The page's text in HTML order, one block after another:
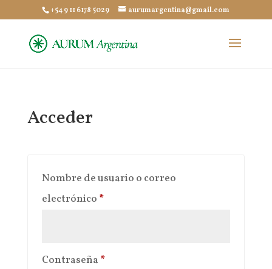
+54 9 11 6178 5029 aurumargentina@gmail.com
Acceder
Nombre de usuario o correo
electrónico *Obligatorio
Contraseña *Obligatorio